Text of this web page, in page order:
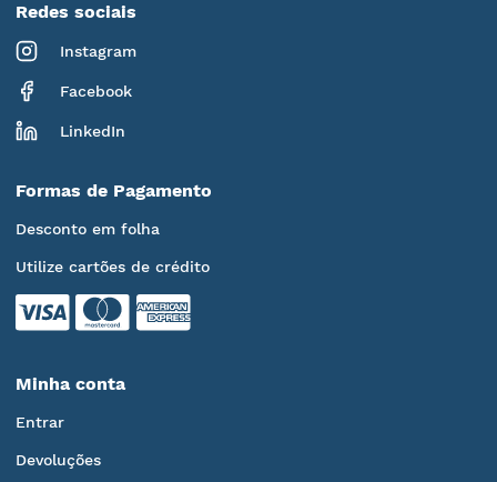
Redes sociais
Instagram
Facebook
LinkedIn
Formas de Pagamento
Desconto em folha
Utilize cartões de crédito
Minha conta
Entrar
Devoluções